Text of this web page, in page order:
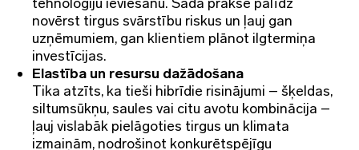
novērst tirgus svārstību riskus un ļauj gan
uzņēmumiem, gan klientiem plānot ilgtermiņa
investīcijas.
Elastība un resursu dažādošana
Tika atzīts, ka tieši hibrīdie risinājumi – šķeldas,
siltumsūkņu, saules vai citu avotu kombinācija –
ļauj vislabāk pielāgoties tirgus un klimata
izmaiņām, nodrošinot konkurētspējīgu